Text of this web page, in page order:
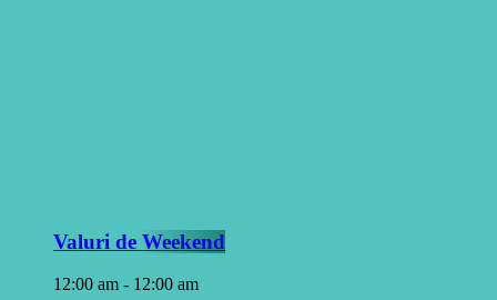
Valuri de Weekend
12:00 am - 12:00 am